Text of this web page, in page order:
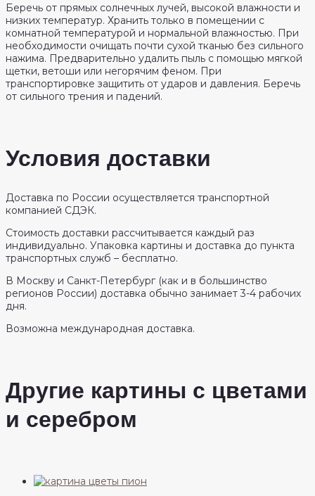
Беречь от прямых солнечных лучей, высокой влажности и
низких температур. Хранить только в помещении с
комнатной температурой и нормальной влажностью. При
необходимости очищать почти сухой тканью без сильного
нажима. Предварительно удалить пыль с помощью мягкой
щетки, ветоши или негорячим феном. При
транспортировке защитить от ударов и давления. Беречь
от сильного трения и падений.
Условия доставки
Доставка по России осуществляется транспортной
компанией СДЭК.
Стоимость доставки рассчитывается каждый раз
индивидуально. Упаковка картины и доставка до пункта
транспортных служб – бесплатно.
В Москву и Санкт-Петербург (как и в большинство
регионов России) доставка обычно занимает 3-4 рабочих
дня.
Возможна международная доставка.
Другие картины с цветами
и серебром